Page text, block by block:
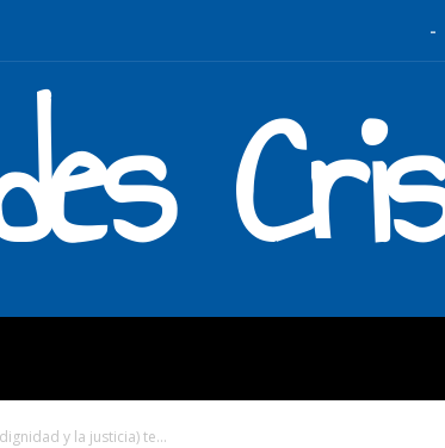
-
y la justicia) te...